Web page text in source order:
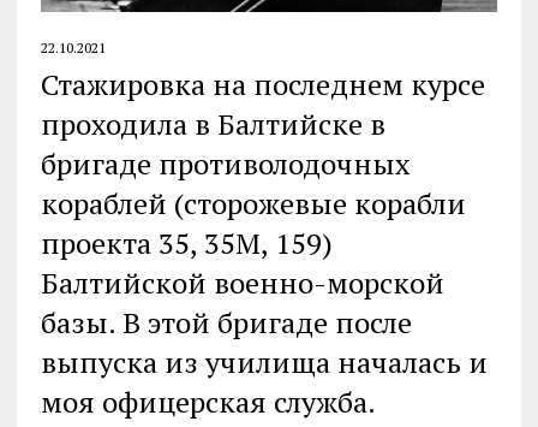
22.10.2021
Стажировка на последнем курсе
проходила в Балтийске в
бригаде противолодочных
кораблей (сторожевые корабли
проекта 35, 35М, 159)
Балтийской военно-морской
базы. В этой бригаде после
выпуска из училища началась и
моя офицерская служба.